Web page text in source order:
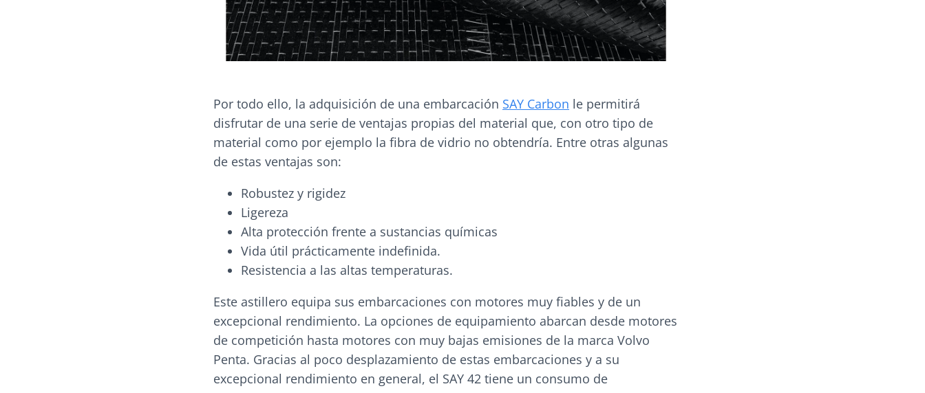
Por todo ello, la adquisición de una embarcación SAY Carbon le permitirá
disfrutar de una serie de ventajas propias del material que, con otro tipo de
material como por ejemplo la fibra de vidrio no obtendría. Entre otras algunas
de estas ventajas son:
Robustez y rigidez
Ligereza
Alta protección frente a sustancias químicas
Vida útil prácticamente indefinida.
Resistencia a las altas temperaturas.
Este astillero equipa sus embarcaciones con motores muy fiables y de un
excepcional rendimiento. La opciones de equipamiento abarcan desde motores
de competición hasta motores con muy bajas emisiones de la marca Volvo
Penta. Gracias al poco desplazamiento de estas embarcaciones y a su
excepcional rendimiento en general, el SAY 42 tiene un consumo de